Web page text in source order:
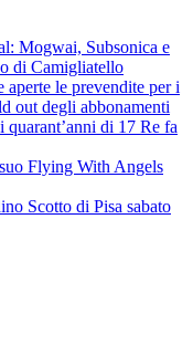
Mogwai, Subsonica e
di Camigliatello
le prevendite per i
out degli abbonamenti
di 17 Re fa
Flying With Angels
Scotto di Pisa sabato